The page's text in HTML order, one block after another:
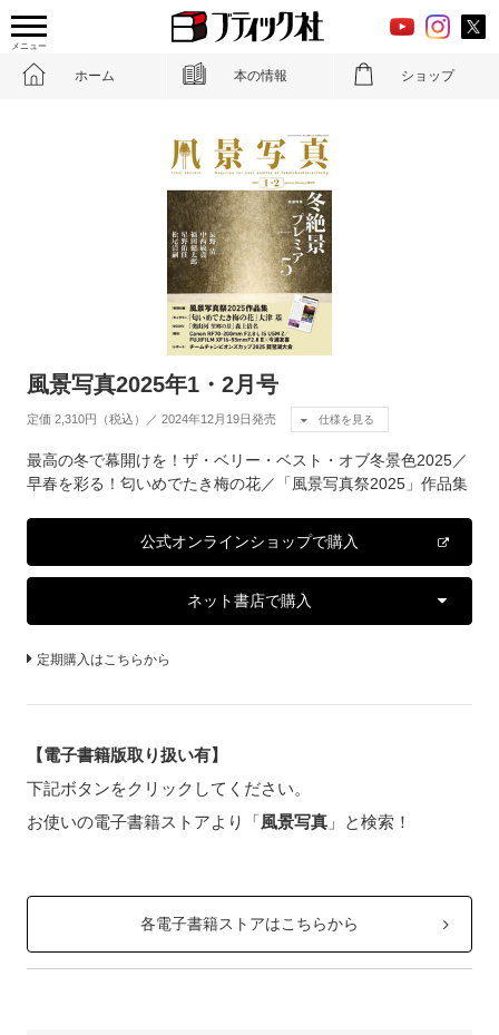
メニュー
ホーム 本の情報 ショップ
風景写真2025年1・2月号
定価 2,310円（税込）／ 2024年12月19日発売 仕様を見る
最高の冬で幕開けを！ザ・ベリー・ベスト・オブ冬景色2025／
早春を彩る！匂いめでたき梅の花／「風景写真祭2025」作品集
公式オンラインショップで購入
ネット書店で購入
定期購入はこちらから
【電子書籍版取り扱い有】
下記ボタンをクリックしてください。
お使いの電子書籍ストアより「風景写真」と検索！
各電子書籍ストアはこちらから